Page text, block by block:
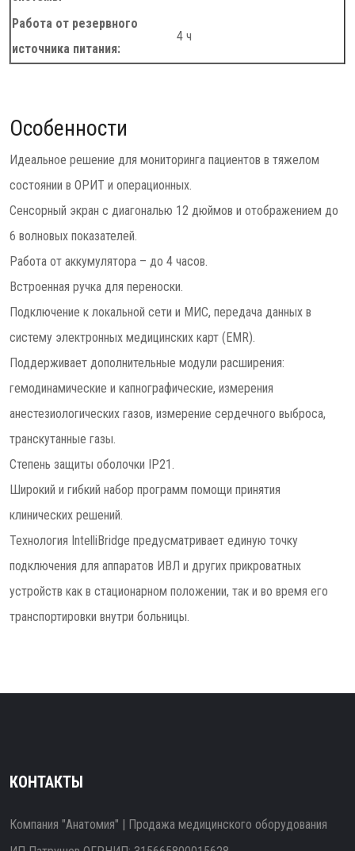
Работа от резервного
источника питания:
4 ч
Особенности
Идеальное решение для мониторинга пациентов в тяжелом
состоянии в ОРИТ и операционных.
Сенсорный экран с диагональю 12 дюймов и отображением до
6 волновых показателей.
Работа от аккумулятора – до 4 часов.
Встроенная ручка для переноски.
Подключение к локальной сети и МИС, передача данных в
систему электронных медицинских карт (EMR).
Поддерживает дополнительные модули расширения:
гемодинамические и капнографические, измерения
анестезиологических газов, измерение сердечного выброса,
транскутанные газы.
Степень защиты оболочки IP21.
Широкий и гибкий набор программ помощи принятия
клинических решений.
Технология IntelliBridge предусматривает единую точку
подключения для аппаратов ИВЛ и других прикроватных
устройств как в стационарном положении, так и во время его
транспортировки внутри больницы.
КОНТАКТЫ
Компания "Анатомия" | Продажа медицинского оборудования